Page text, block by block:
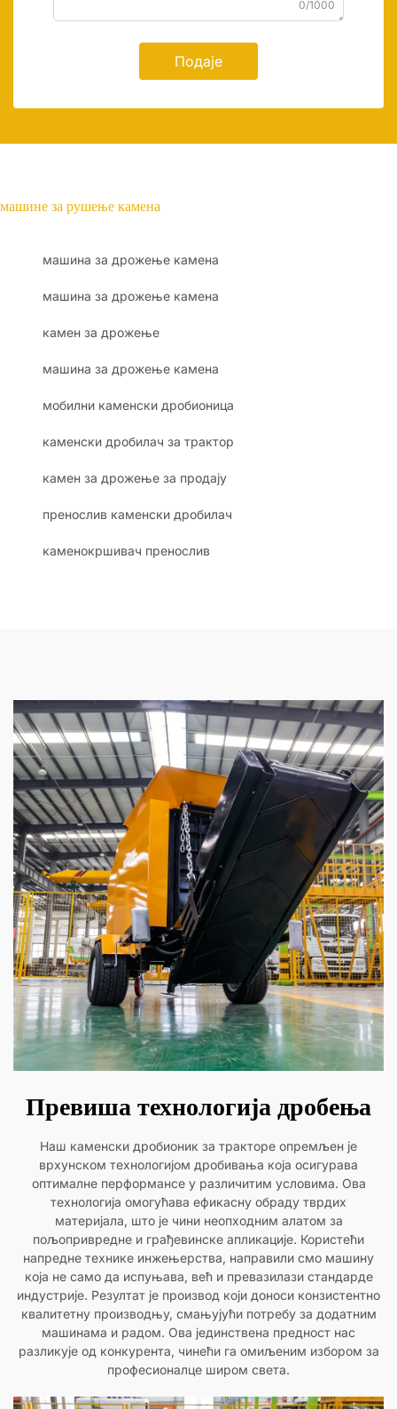
0/1000
Подаје
машине за рушење камена
машина за дрожење камена
машина за дрожење камена
камен за дрожење
машина за дрожење камена
мобилни каменски дробионица
каменски дробилач за трактор
камен за дрожење за продају
пренослив каменски дробилач
каменокршивач пренослив
Превиша технологија дробења
Наш каменски дробионик за тракторе опремљен је
врхунском технологијом дробивања која осигурава
оптималне перформансе у различитим условима. Ова
технологија омогућава ефикасну обраду тврдих
материјала, што је чини неопходним алатом за
пољопривредне и грађевинске апликације. Користећи
напредне технике инжењерства, направили смо машину
која не само да испуњава, већ и превазилази стандарде
индустрије. Резултат је производ који доноси конзистентно
квалитетну производњу, смањујући потребу за додатним
машинама и радом. Ова јединствена предност нас
разликује од конкурента, чинећи га омиљеним избором за
професионалце широм света.